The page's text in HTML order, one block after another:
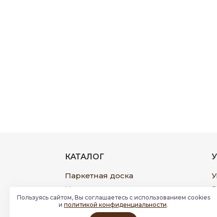
Villeroy&Boch
КАТАЛОГ
Паркетная доска
Инженерная доска
Широкоформатная доска
Виниловый ламинат
Пользуясь сайтом, Вы соглашаетесь с использованием cookies
и политикой конфиденциальности.